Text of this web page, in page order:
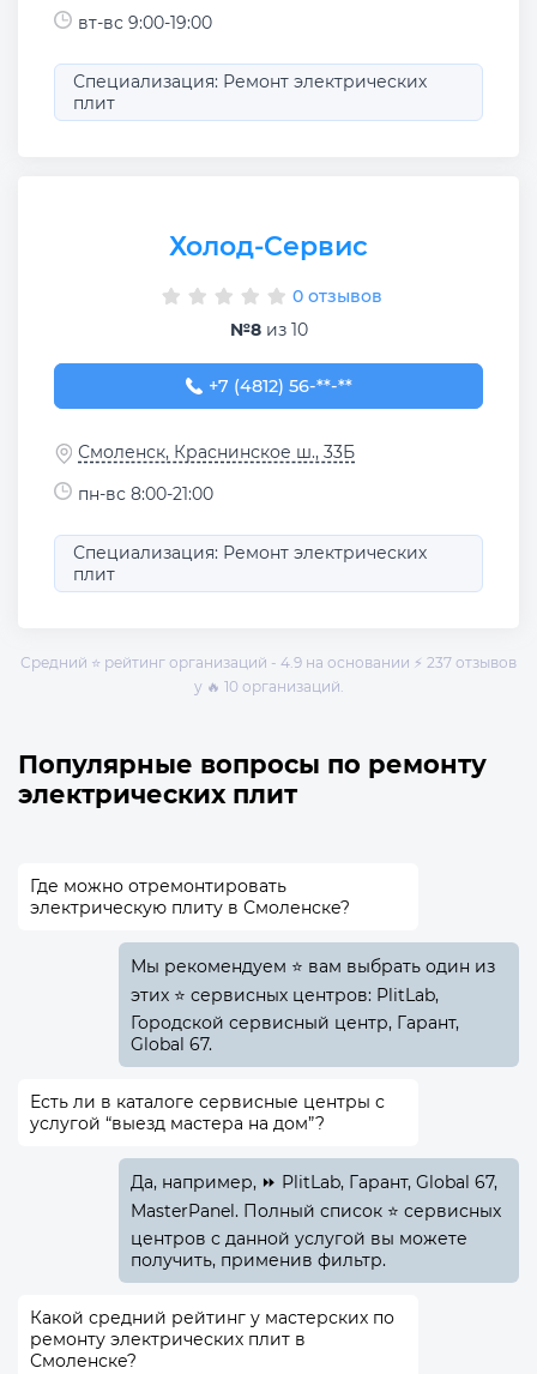
вт-вс 9:00-19:00
Специализация: Ремонт электрических
плит
Холод-Сервис
0 отзывов
№8из 10
+7 (4812) 56-16-51
+7 (4812) 56-**-**
Смоленск, Краснинское ш., 33Б
пн-вс 8:00-21:00
Специализация: Ремонт электрических
плит
Средний ⭐ рейтинг организаций - 4.9 на основании ⚡ 237 отзывов
у 🔥 10 организаций.
Популярные вопросы по ремонту
электрических плит
Где можно отремонтировать
электрическую плиту в Смоленске?
Мы рекомендуем ⭐ вам выбрать один из
этих ⭐ сервисных центров: PlitLab,
Городской сервисный центр, Гарант,
Global 67.
Есть ли в каталоге сервисные центры с
услугой “выезд мастера на дом”?
Да, например, ⏩ PlitLab, Гарант, Global 67,
MasterPanel. Полный список ⭐ сервисных
центров с данной услугой вы можете
получить, применив фильтр.
Какой средний рейтинг у мастерских по
ремонту электрических плит в
Смоленске?